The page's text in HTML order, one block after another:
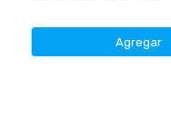
Agregar